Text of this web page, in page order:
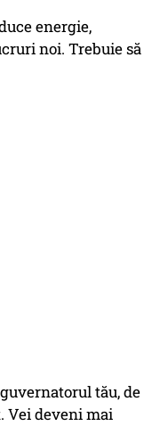
energie,
noi. Trebuie să
tău, de
Vei deveni mai